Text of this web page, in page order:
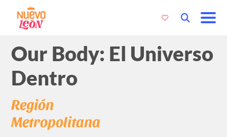
Our Body: El Universo
Dentro
Región
Metropolitana